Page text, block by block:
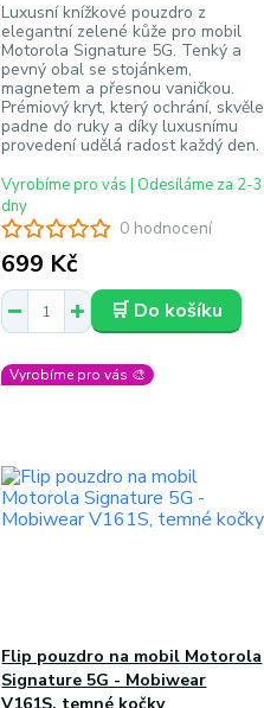
0 hodnocení
Luxusní knížkové pouzdro z
elegantní zelené kůže pro mobil
Motorola Signature 5G. Tenký a
pevný obal se stojánkem,
magnetem a přesnou vaničkou.
Prémiový kryt, který ochrání, skvěle
padne do ruky a díky luxusnímu
provedení udělá radost každý den.
699 Kč
Vyrobíme pro vás | Odesíláme za 2-3
dny
🛒 Do košíku
Vyrobíme pro vás 🎨
Flip pouzdro na mobil Motorola
Signature 5G - Mobiwear